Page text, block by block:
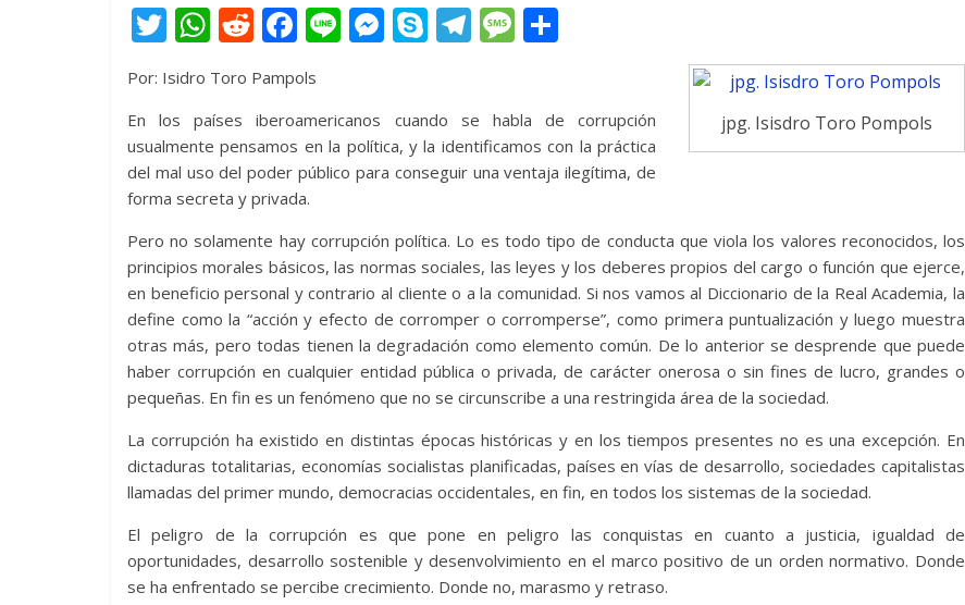
T
w
itt
er
W
at
s
A
p
p
R
d
di
t
F
ac
e
b
o
o
k
Li M
e
n
er
S
p
e
T
gr
a
M
a
g
p
ar
r
jpg. Isisdro Toro Pompols
Por: Isidro Toro Pampols
En los países iberoamericanos cuando se habla de corrupción
usualmente pensamos en la política, y la identificamos con la práctica
del mal uso del poder público para conseguir una ventaja ilegítima, de
forma secreta y privada.
Pero no solamente hay corrupción política. Lo es todo tipo de conducta que viola los valores reconocidos, los
principios morales básicos, las normas sociales, las leyes y los deberes propios del cargo o función que ejerce,
en beneficio personal y contrario al cliente o a la comunidad. Si nos vamos al Diccionario de la Real Academia, la
define como la “acción y efecto de corromper o corromperse”, como primera puntualización y luego muestra
otras más, pero todas tienen la degradación como elemento común. De lo anterior se desprende que puede
haber corrupción en cualquier entidad pública o privada, de carácter onerosa o sin fines de lucro, grandes o
pequeñas. En fin es un fenómeno que no se circunscribe a una restringida área de la sociedad.
La corrupción ha existido en distintas épocas históricas y en los tiempos presentes no es una excepción. En
dictaduras totalitarias, economías socialistas planificadas, países en vías de desarrollo, sociedades capitalistas
llamadas del primer mundo, democracias occidentales, en fin, en todos los sistemas de la sociedad.
El peligro de la corrupción es que pone en peligro las conquistas en cuanto a justicia, igualdad de
oportunidades, desarrollo sostenible y desenvolvimiento en el marco positivo de un orden normativo. Donde
se ha enfrentado se percibe crecimiento. Donde no, marasmo y retraso.